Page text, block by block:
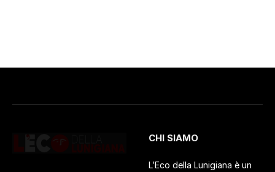
CHI SIAMO
L’Eco della Lunigiana è un